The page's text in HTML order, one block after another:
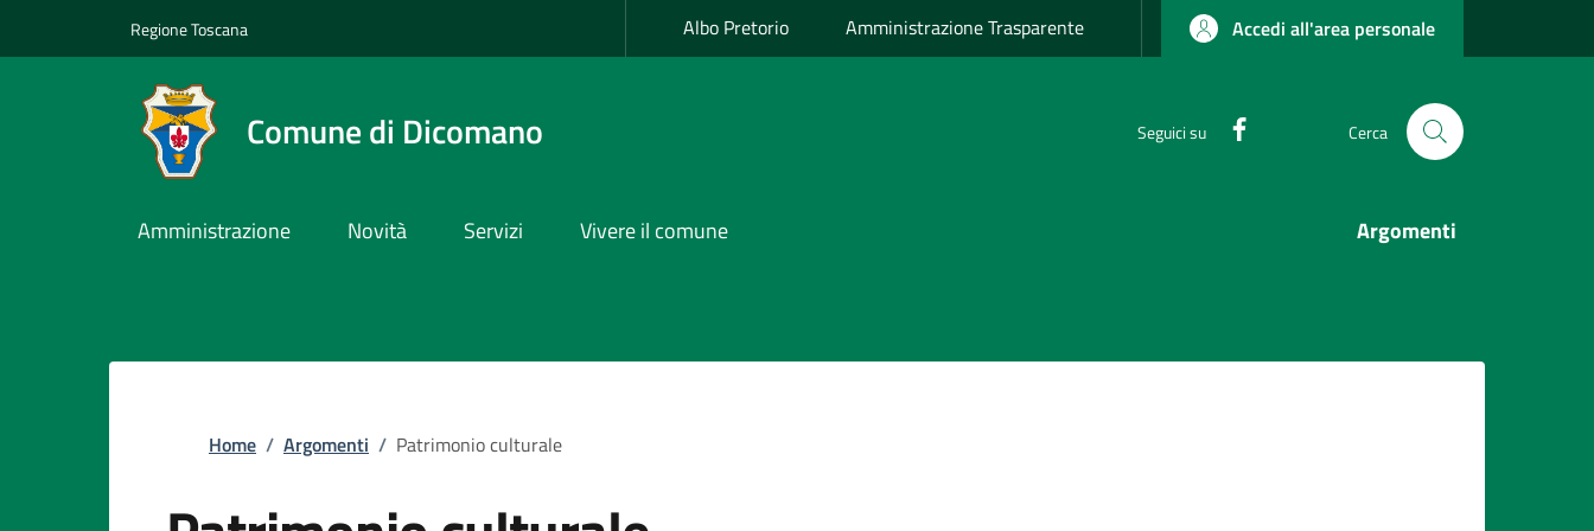
Regione ToscanaSlim top Albo Pretorio Amministrazione Trasparente Accedi all'area personale
Comune di Dicomano Seguici su Cerca
Amministrazione Novità Servizi Vivere il comune Argomenti
Briciole di pane
Home / Argomenti / Patrimonio culturale